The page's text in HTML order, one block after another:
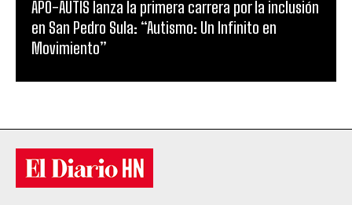
APO-AUTIS lanza la primera carrera por la inclusión
en San Pedro Sula: “Autismo: Un Infinito en
Movimiento”